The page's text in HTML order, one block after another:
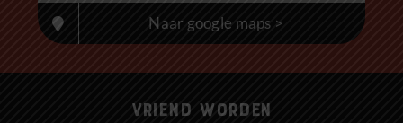
Naar google maps >
Vriend worden